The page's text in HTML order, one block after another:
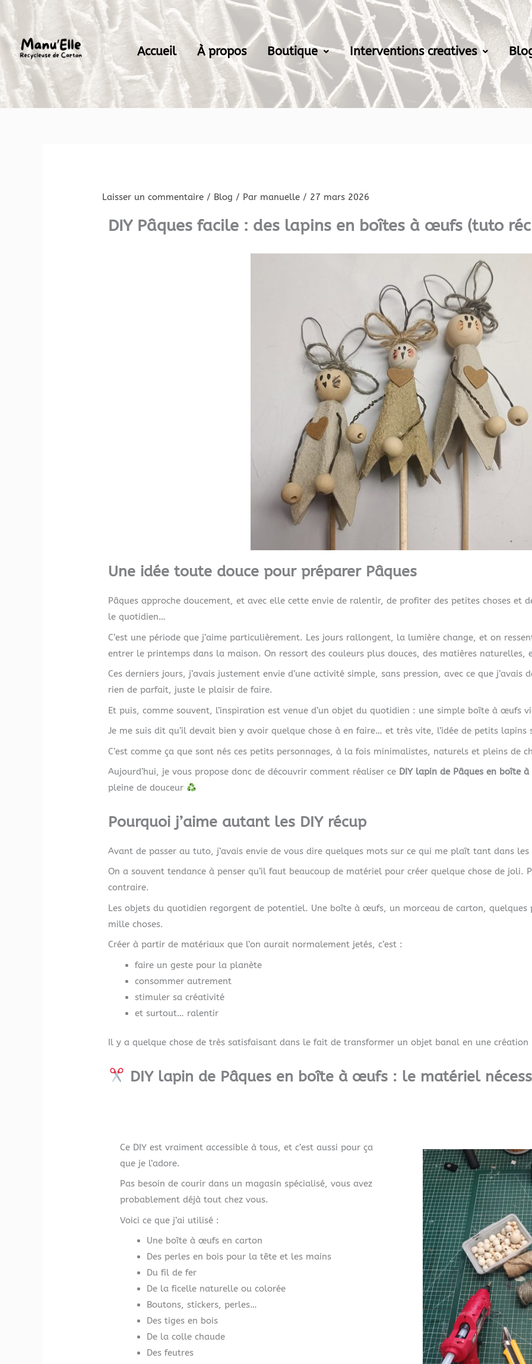
Aller
au
contenu
Accueil À propos Boutique Interventions creatives
Laisser un commentaire / Blog / Par manuelle / 27 mars 2026
DIY Pâques facile : des lapins en boîtes à œufs (tuto
Une idée toute douce pour préparer Pâques
Pâques approche doucement, et avec elle cette envie de ralentir, de profiter des petites choses et
le quotidien…
C’est une période que j’aime particulièrement. Les jours rallongent, la lumière change, et on
entrer le printemps dans la maison. On ressort des couleurs plus douces, des matières
Ces derniers jours, j’avais justement envie d’une activité simple, sans pression, avec ce que
rien de parfait, juste le plaisir de faire.
Et puis, comme souvent, l’inspiration est venue d’un objet du quotidien : une simple boîte à œufs
Je me suis dit qu’il devait bien y avoir quelque chose à en faire… et très vite, l’idée de petits lapins
C’est comme ça que sont nés ces petits personnages, à la fois minimalistes, naturels et pleins de
Aujourd’hui, je vous propose donc de découvrir comment réaliser ce DIY lapin de Pâques en boîte
pleine de douceur
Pourquoi j’aime autant les DIY récup
Avant de passer au tuto, j’avais envie de vous dire quelques mots sur ce qui me plaît tant dans les
On a souvent tendance à penser qu’il faut beaucoup de matériel pour créer quelque chose de joli.
contraire.
Les objets du quotidien regorgent de potentiel. Une boîte à œufs, un morceau de carton,
mille choses.
Créer à partir de matériaux que l’on aurait normalement jetés, c’est :
faire un geste pour la planète
consommer autrement
stimuler sa créativité
et surtout… ralentir
Il y a quelque chose de très satisfaisant dans le fait de transformer un objet banal en une création
DIY lapin de Pâques en boîte à œufs : le matériel
Ce DIY est vraiment accessible à tous, et c’est aussi pour ça
que je l’adore.
Pas besoin de courir dans un magasin spécialisé, vous avez
probablement déjà tout chez vous.
Voici ce que j’ai utilisé :
Une boîte à œufs en carton
Des perles en bois pour la tête et les mains
Du fil de fer
De la ficelle naturelle ou colorée
Boutons, stickers, perles…
Des tiges en bois
De la colle chaude
Des feutres